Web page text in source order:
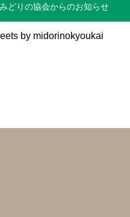
みどりの協会からのお知らせ
by midorinokyoukai